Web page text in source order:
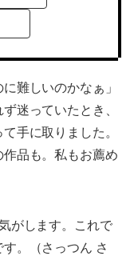
難しいのかなぁ」
迷っていたとき、
手に取りました。
品も。私もお薦め
がします。これで
。（さっつん さ